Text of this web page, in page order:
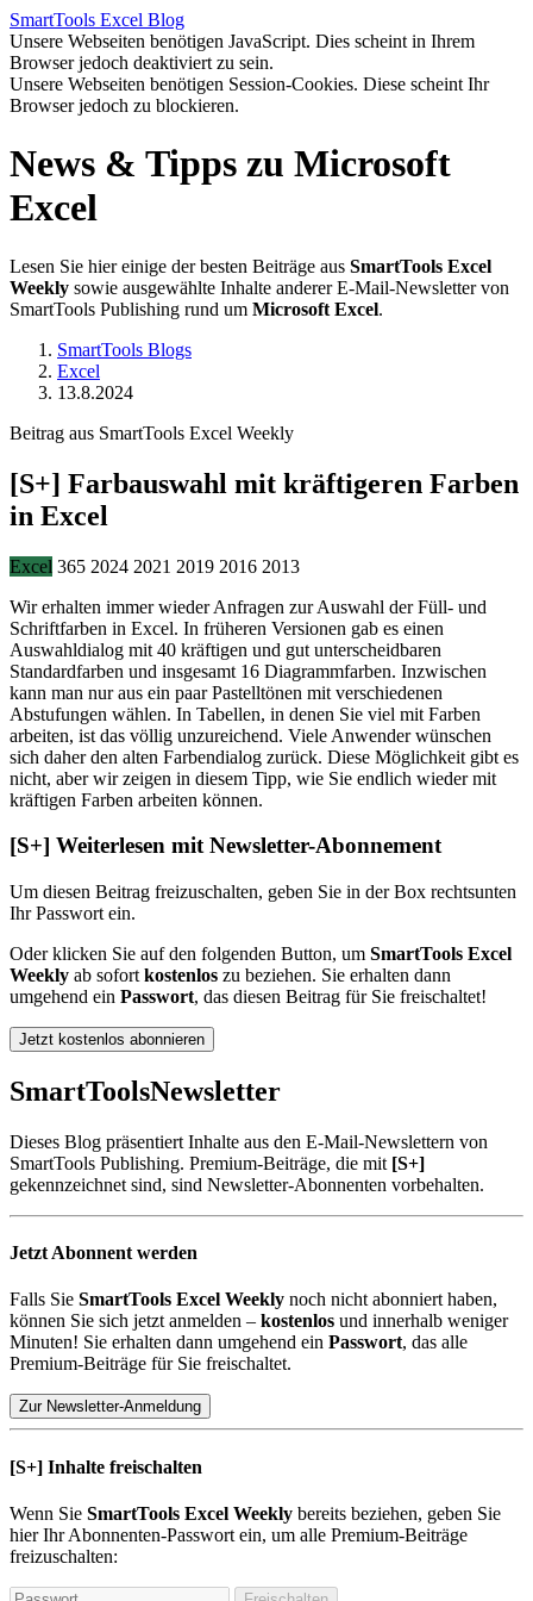
SmartTools Excel Blog
Unsere Webseiten benötigen JavaScript. Dies scheint in Ihrem
Browser jedoch deaktiviert zu sein.
Unsere Webseiten benötigen Session-Cookies. Diese scheint Ihr
Browser jedoch zu blockieren.
News & Tipps zu Microsoft
Excel
Lesen Sie hier einige der besten Beiträge aus SmartTools Excel
Weekly sowie ausgewählte Inhalte anderer E-Mail-Newsletter von
SmartTools Publishing rund um Microsoft Excel.
SmartTools Blogs
Excel
13.8.2024
Beitrag aus SmartTools Excel Weekly
[S+] Farbauswahl mit kräftigeren Farben
in Excel
Excel 365 2024 2021 2019 2016 2013
Wir erhalten immer wieder Anfragen zur Auswahl der Füll- und
Schriftfarben in Excel. In früheren Versionen gab es einen
Auswahldialog mit 40 kräftigen und gut unterscheidbaren
Standardfarben und insgesamt 16 Diagrammfarben. Inzwischen
kann man nur aus ein paar Pastelltönen mit verschiedenen
Abstufungen wählen. In Tabellen, in denen Sie viel mit Farben
arbeiten, ist das völlig unzureichend. Viele Anwender wünschen
sich daher den alten Farbendialog zurück. Diese Möglichkeit gibt es
nicht, aber wir zeigen in diesem Tipp, wie Sie endlich wieder mit
kräftigen Farben arbeiten können.
[S+] Weiterlesen mit Newsletter-Abonnement
Um diesen Beitrag freizuschalten, geben Sie in der Box rechtsunten
Ihr Passwort ein.
Oder klicken Sie auf den folgenden Button, um SmartTools Excel
Weekly ab sofort kostenlos zu beziehen. Sie erhalten dann
umgehend ein Passwort, das diesen Beitrag für Sie freischaltet!
Jetzt kostenlos abonnieren
SmartToolsNewsletter
Dieses Blog präsentiert Inhalte aus den E-Mail-Newslettern von
SmartTools Publishing. Premium-Beiträge, die mit [S+]
gekennzeichnet sind, sind Newsletter-Abonnenten vorbehalten.
Jetzt Abonnent werden
Falls Sie SmartTools Excel Weekly noch nicht abonniert haben,
können Sie sich jetzt anmelden – kostenlos und innerhalb weniger
Minuten! Sie erhalten dann umgehend ein Passwort, das alle
Premium-Beiträge für Sie freischaltet.
Zur Newsletter-Anmeldung
[S+] Inhalte freischalten
Wenn Sie SmartTools Excel Weekly bereits beziehen, geben Sie
hier Ihr Abonnenten-Passwort ein, um alle Premium-Beiträge
freizuschalten: